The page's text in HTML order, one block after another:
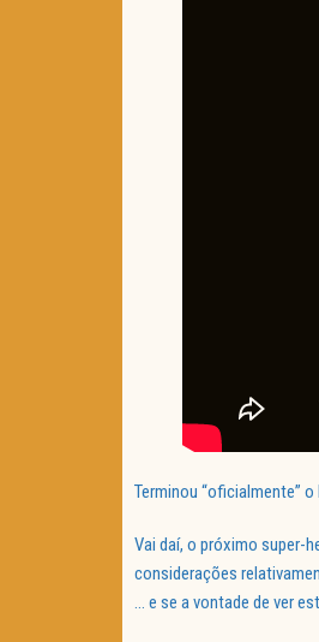
Terminou “oficialmente”
Vai daí, o próximo super-
considerações
… e se a vontade de ver